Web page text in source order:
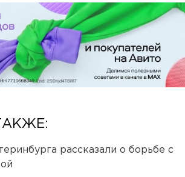
рассказали о борьбе с